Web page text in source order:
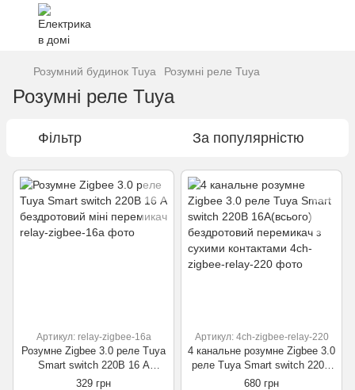
Розумний будинок Tuya Розумні реле Tuya
Розумні реле Tuya
Фільтр За популярністю
Артикул: relay-zigbee-16a
Розумне Zigbee 3.0 реле Tuya
Smart switch 220В 16 A
бездротовий міні перемикач
329 грн
Артикул: 4ch-zigbee-relay-220
4 канальне розумне Zigbee 3.0
реле Tuya Smart switch 220В
16A(всього) бездротовий
680 грн